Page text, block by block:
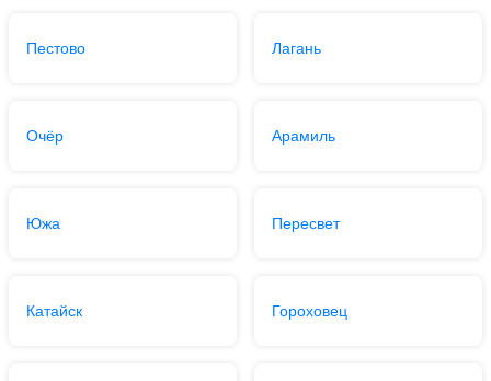
Пестово Лагань
Очёр Арамиль
Южа Пересвет
Катайск Гороховец